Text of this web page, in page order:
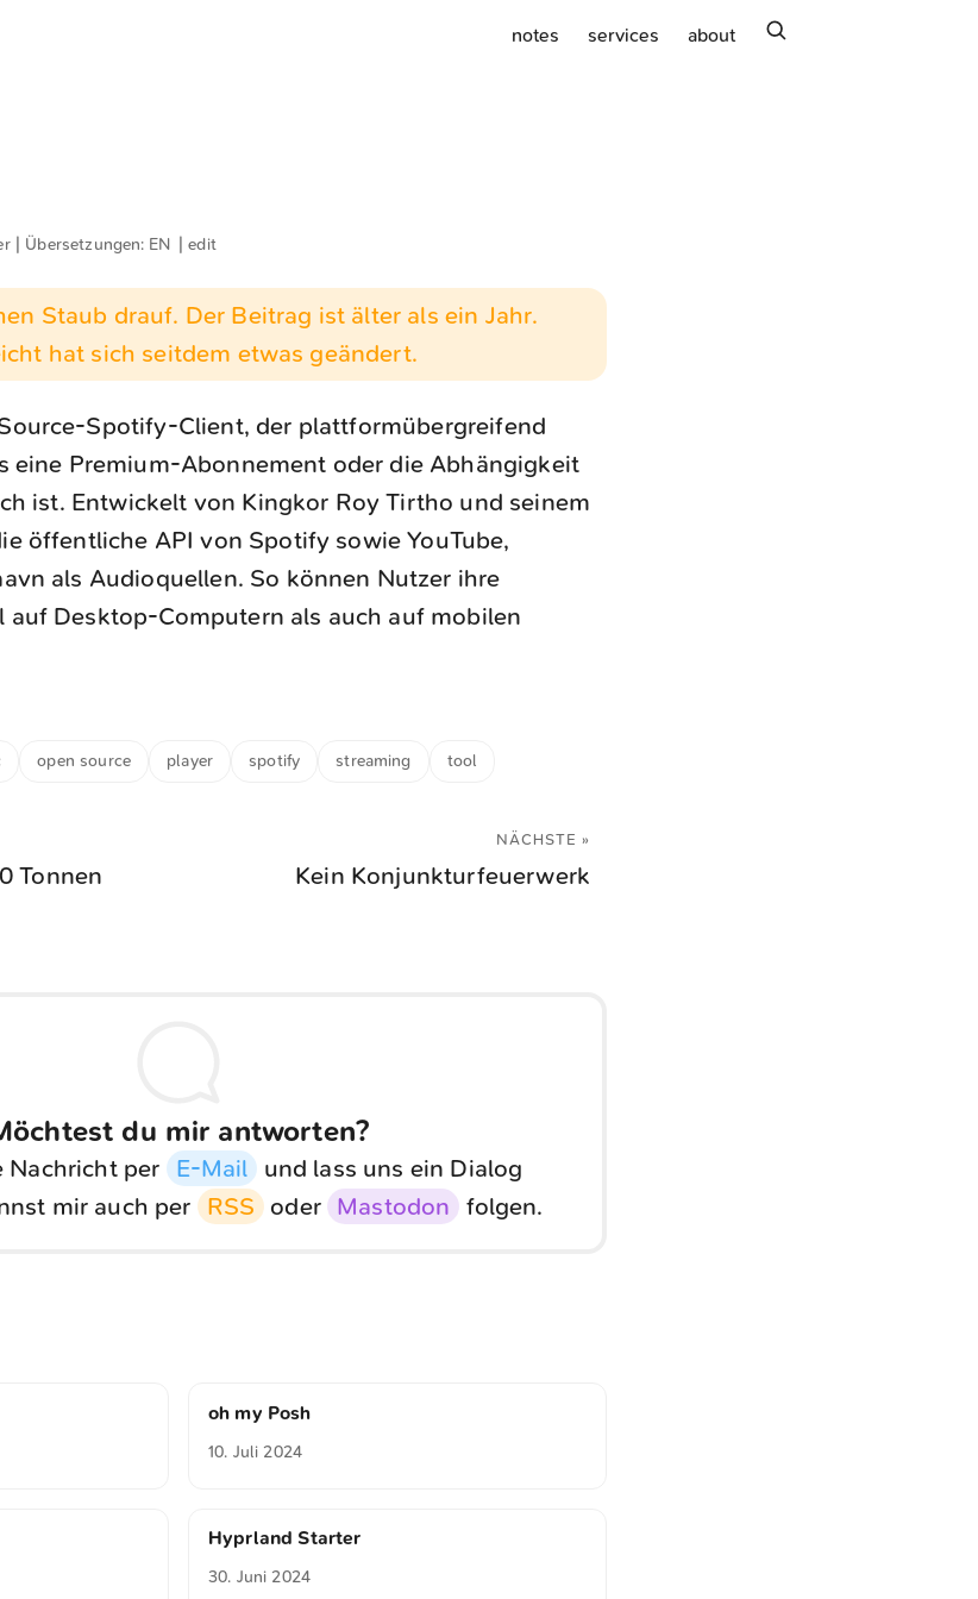
notes services about
| Übersetzungen: EN |edit
Staub drauf. Der Beitrag ist älter als ein Jahr.
hat sich seitdem etwas geändert.
Spotify-Client, der plattformübergreifend
eine Premium-Abonnement oder die Abhängigkeit
ist. Entwickelt von Kingkor Roy Tirtho und seinem
öffentliche API von Spotify sowie YouTube,
als Audioquellen. So können Nutzer ihre
auf Desktop-Computern als auch auf mobilen
open source player spotify streaming tool
Tonnen
NÄCHSTE »
Kein Konjunkturfeuerwerk
du mir antworten?
Nachricht per E-Mail
und lass uns ein Dialog
mir auch per
RSS oder Mastodon folgen.
oh my Posh
10. Juli 2024
Hyprland Starter
30. Juni 2024